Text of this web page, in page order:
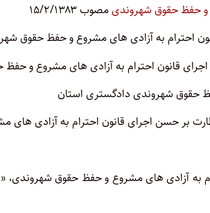
و حفظ حقوق شهروندیمصوب ۱۵/۲/۱۳۸۳
قانون احترام به آزادی های مشروع و
حقوق شهروندی دادگستری استان
بر حسن اجرای قانون احترام به آزادی